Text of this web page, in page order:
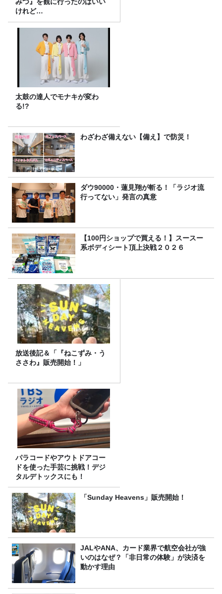
けれど…
太鼓の達人でモナキが変わ
る!?
わざわざ備えない【備え】で防災！
ダウ90000・蓮見翔が斬る！「ラジオ流
行ってない」発言の真意
【100円ショップで買える！】スースー
系ボディシート頂上決戦２０２６
放送後記＆「『ねこずみ・う
ささわ』販売開始！」
パラコードやアウトドアコー
ドを使った手芸に挑戦！デジ
タルデトックスにも！
「Sunday Heavens」販売開始！
JALやANA、カード業界で航空会社が強
いのはなぜ？「非日常の体験」が決済を
動かす理由